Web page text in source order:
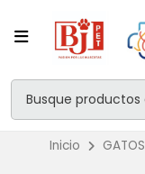
Inicio GATOS